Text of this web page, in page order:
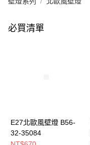
必買清單
E27北歐風壁燈 B56-
32-35084